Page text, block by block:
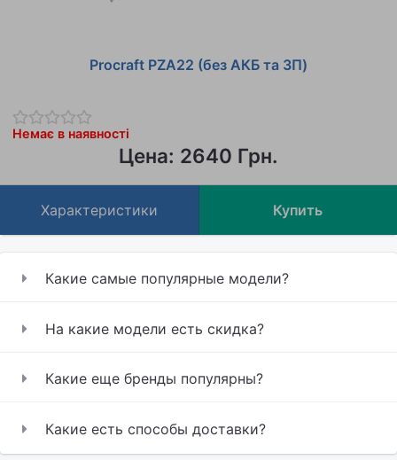
Procraft PZA22 (без АКБ та ЗП)
Цена: 2640 Грн.
Немає в наявності
Характеристики Купить
Какие самые популярные модели?
На какие модели есть скидка?
Какие еще бренды популярны?
Какие есть способы доставки?